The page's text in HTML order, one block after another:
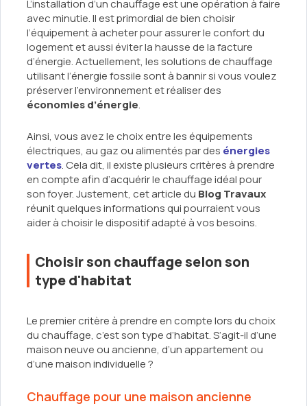
L’installation d’un chauffage est une opération à faire
avec minutie. Il est primordial de bien choisir
l’équipement à acheter pour assurer le confort du
logement et aussi éviter la hausse de la facture
d’énergie. Actuellement, les solutions de chauffage
utilisant l’énergie fossile sont à bannir si vous voulez
préserver l’environnement et réaliser des
économies d’énergie.
Ainsi, vous avez le choix entre les équipements
électriques, au gaz ou alimentés par des énergies
vertes. Cela dit, il existe plusieurs critères à prendre
en compte afin d’acquérir le chauffage idéal pour
son foyer. Justement, cet article du Blog Travaux
réunit quelques informations qui pourraient vous
aider à choisir le dispositif adapté à vos besoins.
Choisir son chauffage selon son
type d'habitat
Le premier critère à prendre en compte lors du choix
du chauffage, c’est son type d’habitat. S’agit-il d’une
maison neuve ou ancienne, d’un appartement ou
d’une maison individuelle ?
Chauffage pour une maison ancienne